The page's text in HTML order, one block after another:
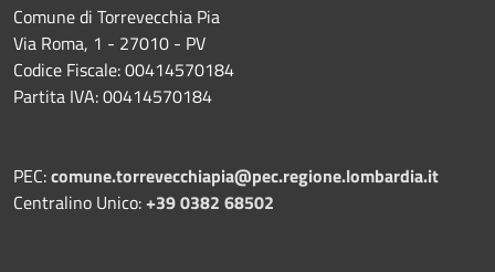
Comune di Torrevecchia Pia
Via Roma, 1 - 27010 - PV
Codice Fiscale: 00414570184
Partita IVA: 00414570184
PEC:comune.torrevecchiapia@pec.regione.lombardia.it
Centralino Unico:+39 0382 68502